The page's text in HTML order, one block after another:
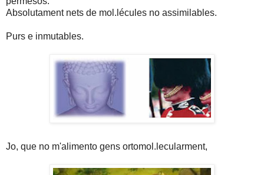
Absolutament nets de mol.lécules no assimilables.
Purs e inmutables.
Jo, que no m'alimento gens ortomol.lecularment,